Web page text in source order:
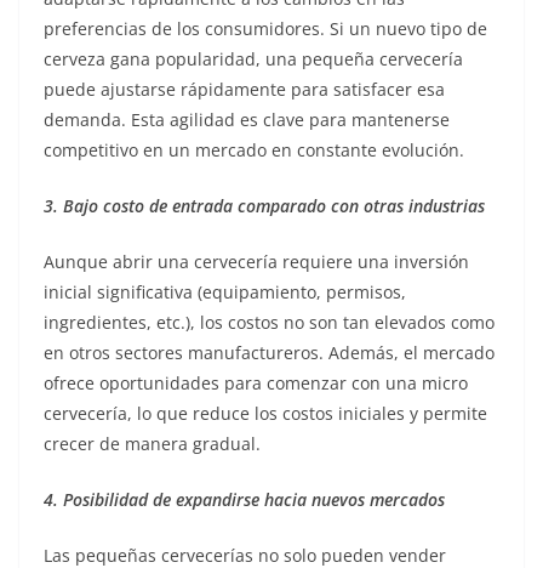
preferencias de los consumidores. Si un nuevo tipo de
cerveza gana popularidad, una pequeña cervecería
puede ajustarse rápidamente para satisfacer esa
demanda. Esta agilidad es clave para mantenerse
competitivo en un mercado en constante evolución.
3. Bajo costo de entrada comparado con otras industrias
Aunque abrir una cervecería requiere una inversión
inicial significativa (equipamiento, permisos,
ingredientes, etc.), los costos no son tan elevados como
en otros sectores manufactureros. Además, el mercado
ofrece oportunidades para comenzar con una micro
cervecería, lo que reduce los costos iniciales y permite
crecer de manera gradual.
4. Posibilidad de expandirse hacia nuevos mercados
Las pequeñas cervecerías no solo pueden vender